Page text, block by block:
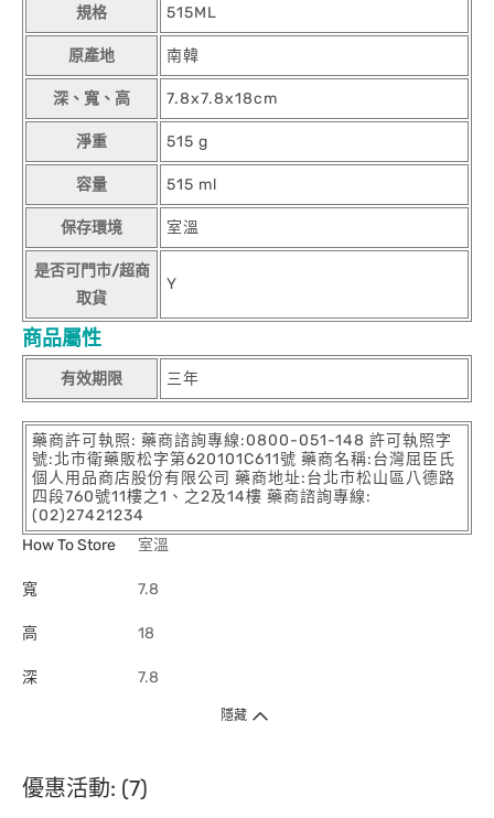
規格 515ML
原產地 南韓
深、寬、高 7.8x7.8x18cm
淨重 515 g
容量 515 ml
保存環境 室溫
是否可門市/超商
取貨
Y
商品屬性
有效期限 三年
藥商許可執照: 藥商諮詢專線:0800-051-148 許可執照字
號:北市衛藥販松字第620101C611號 藥商名稱:台灣屈臣氏
個人用品商店股份有限公司 藥商地址:台北市松山區八德路
四段760號11樓之1、之2及14樓 藥商諮詢專線:
(02)27421234
How To Store
室溫
寬 7.8
高 18
深 7.8
隱藏
優惠活動: (7)